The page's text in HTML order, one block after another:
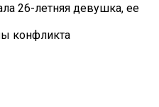
26-летняя девушка, ее
конфликта